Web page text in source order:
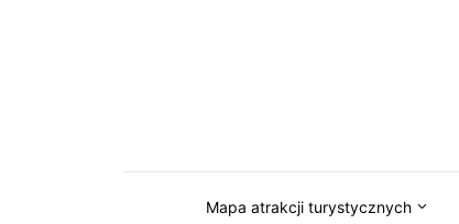
Mapa atrakcji turystycznych